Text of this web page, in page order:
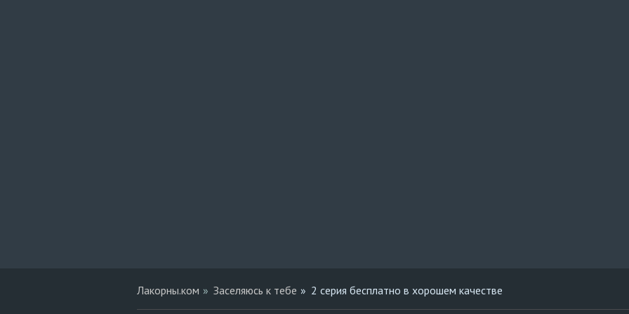
Лакорны.ком Заселяюсь к тебе 2 серия бесплатно в хорошем качестве